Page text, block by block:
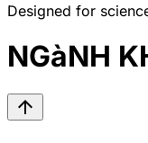
Designed for
NGàNH
arrow_upward